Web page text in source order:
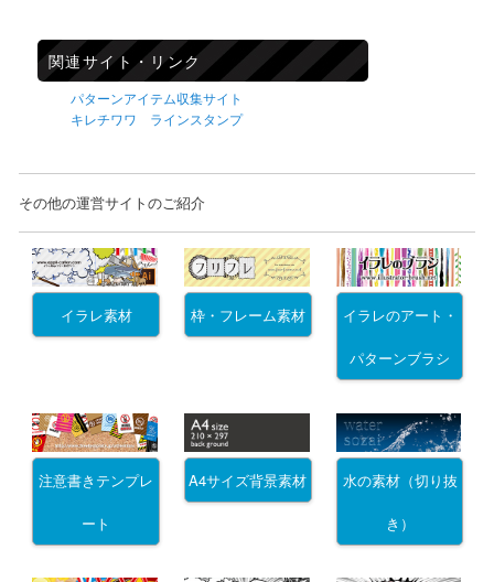
関連サイト・リンク
パターンアイテム収集サイト
キレチワワ ラインスタンプ
その他の運営サイトのご紹介
イラレ素材 枠・フレーム素材 イラレのアート・
パターンブラシ
注意書きテンプレ
ート
A4サイズ背景素材 水の素材（切り抜
き）